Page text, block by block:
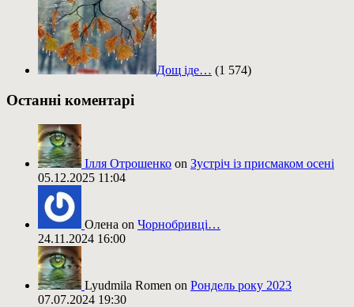
Дощ іде… (1 574)
Останні коментарі
Ілля Отрошенко on Зустріч із присмаком осені
05.12.2025 11:04
Олена on Чорнобривці…
24.11.2024 16:00
Lyudmila Romen on Рондель року 2023
07.07.2024 19:30